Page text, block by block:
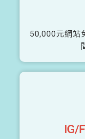
50,000元網站
IG/